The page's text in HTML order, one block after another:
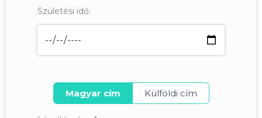
Születési idő:
Magyar cím Külföldi cím